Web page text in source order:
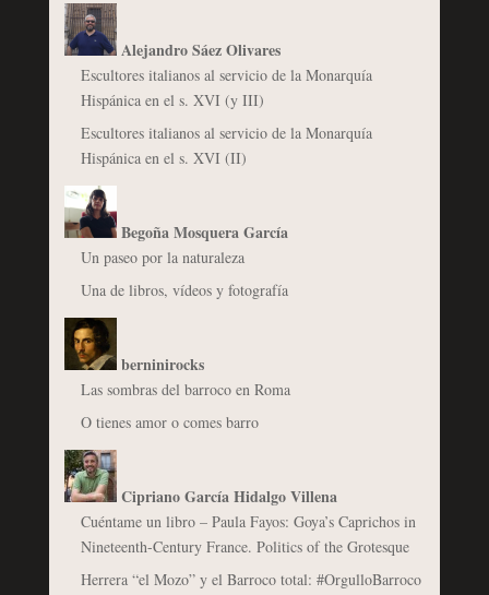
Alejandro Sáez Olivares
Escultores italianos al servicio de la Monarquía
Hispánica en el s. XVI (y III)
Escultores italianos al servicio de la Monarquía
Hispánica en el s. XVI (II)
Begoña Mosquera García
Un paseo por la naturaleza
Una de libros, vídeos y fotografía
berninirocks
Las sombras del barroco en Roma
O tienes amor o comes barro
Cipriano García Hidalgo Villena
Cuéntame un libro – Paula Fayos: Goya’s Caprichos in
Nineteenth-Century France. Politics of the Grotesque
Herrera “el Mozo” y el Barroco total: #OrgulloBarroco